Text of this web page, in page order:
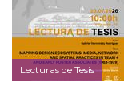
Lecturas de Tesis